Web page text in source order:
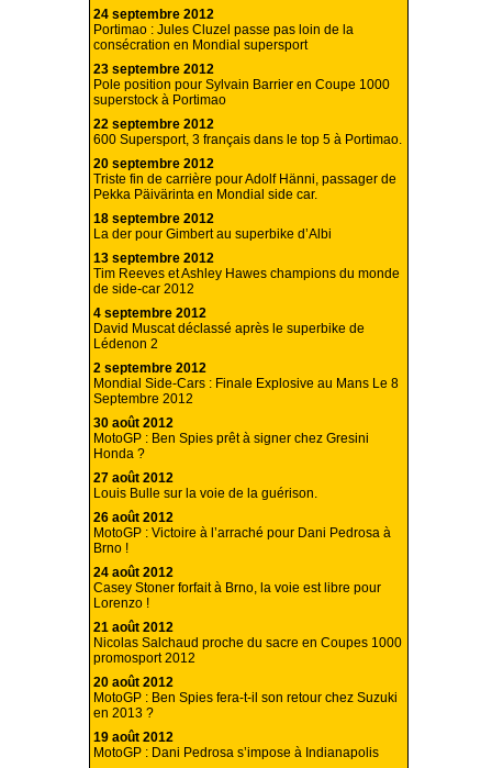
24 septembre 2012
Portimao : Jules Cluzel passe pas loin de la
consécration en Mondial supersport
23 septembre 2012
Pole position pour Sylvain Barrier en Coupe 1000
superstock à Portimao
22 septembre 2012
600 Supersport, 3 français dans le top 5 à Portimao.
20 septembre 2012
Triste fin de carrière pour Adolf Hänni, passager de
Pekka Päivärinta en Mondial side car.
18 septembre 2012
La der pour Gimbert au superbike d’Albi
13 septembre 2012
Tim Reeves et Ashley Hawes champions du monde
de side-car 2012
4 septembre 2012
David Muscat déclassé après le superbike de
Lédenon 2
2 septembre 2012
Mondial Side-Cars : Finale Explosive au Mans Le 8
Septembre 2012
30 août 2012
MotoGP : Ben Spies prêt à signer chez Gresini
Honda ?
27 août 2012
Louis Bulle sur la voie de la guérison.
26 août 2012
MotoGP : Victoire à l’arraché pour Dani Pedrosa à
Brno !
24 août 2012
Casey Stoner forfait à Brno, la voie est libre pour
Lorenzo !
21 août 2012
Nicolas Salchaud proche du sacre en Coupes 1000
promosport 2012
20 août 2012
MotoGP : Ben Spies fera-t-il son retour chez Suzuki
en 2013 ?
19 août 2012
MotoGP : Dani Pedrosa s’impose à Indianapolis